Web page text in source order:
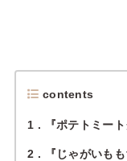
contents
1 『ポテトミー
2 『じゃがいもも